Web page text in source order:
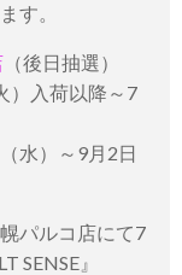
す。
（後日抽選）
）入荷以降～7
水）～9月2日
パルコ店にて7
SENSE』